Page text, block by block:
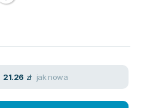
,Charlotte Riddell,praca zbiorowa
21.26 zł jak nowa